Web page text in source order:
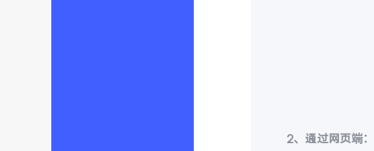
2、通过网页端：